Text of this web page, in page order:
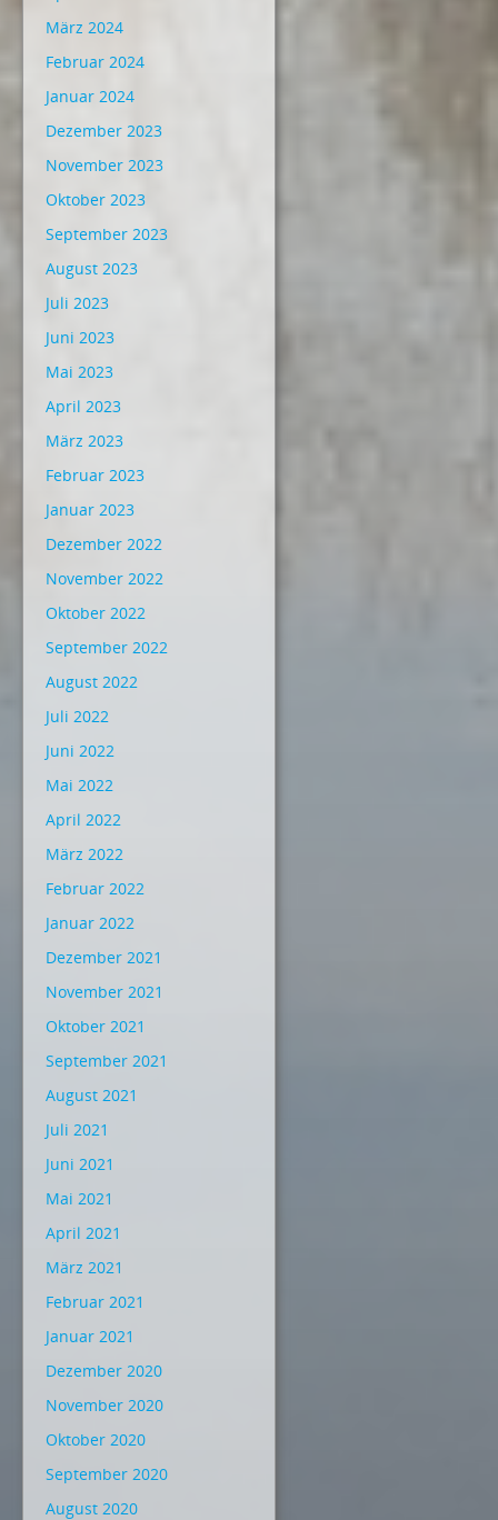
März 2024
Februar 2024
Januar 2024
Dezember 2023
November 2023
Oktober 2023
September 2023
August 2023
Juli 2023
Juni 2023
Mai 2023
April 2023
März 2023
Februar 2023
Januar 2023
Dezember 2022
November 2022
Oktober 2022
September 2022
August 2022
Juli 2022
Juni 2022
Mai 2022
April 2022
März 2022
Februar 2022
Januar 2022
Dezember 2021
November 2021
Oktober 2021
September 2021
August 2021
Juli 2021
Juni 2021
Mai 2021
April 2021
März 2021
Februar 2021
Januar 2021
Dezember 2020
November 2020
Oktober 2020
September 2020
August 2020